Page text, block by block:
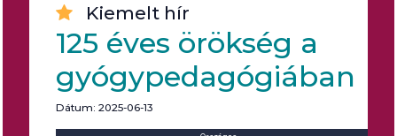
Kiemelt hír
125 éves örökség a
gyógypedagógiában
Dátum: 2025-06-13